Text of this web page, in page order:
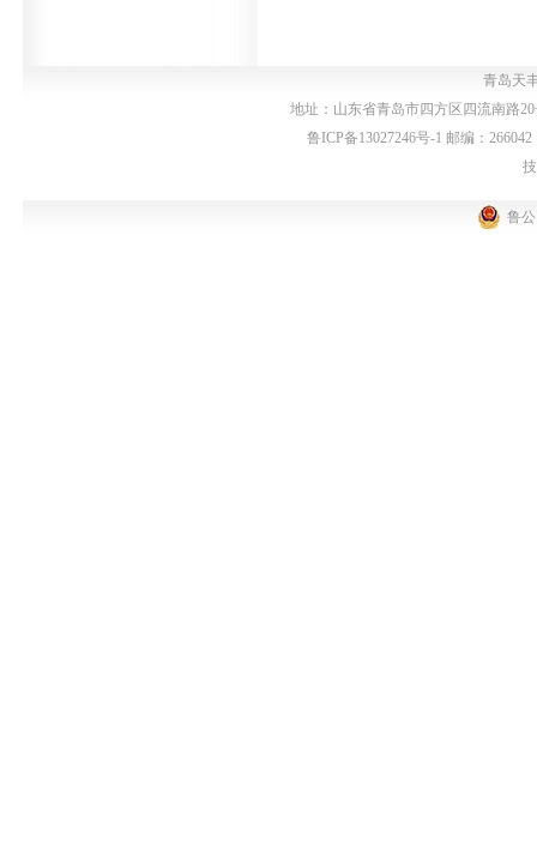
青岛天
地址：山东省青岛市四方区四流南路20
鲁ICP备13027246号-1 邮编：266042
鲁公